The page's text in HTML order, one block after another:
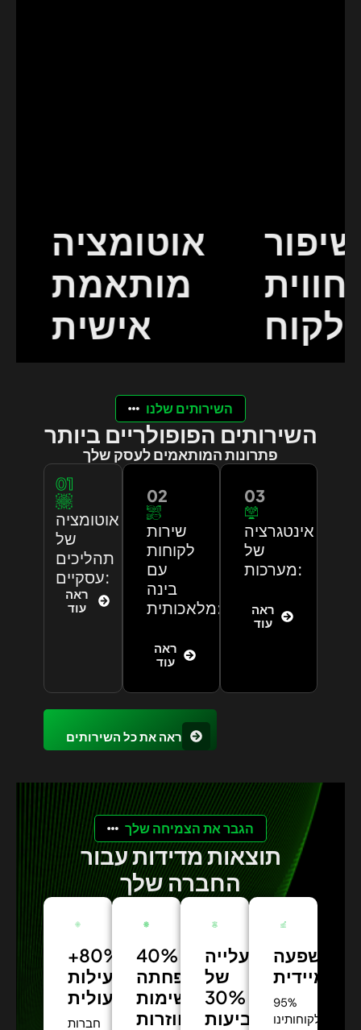
אוטומציה
מותאמת
אישית
שיפור
חווית
הלקוח
השירותים שלנו
השירותים הפופולריים ביותר
פתרונות המותאמים לעסק שלך
01
אוטומציה
של
תהליכים
עסקיים:
ראה
עוד
02
שירות
לקוחות
עם
בינה
מלאכותית:
ראה
עוד
03
אינטגרציה
של
מערכות:
ראה
עוד
ראה את כל השירותים
הגבר את הצמיחה שלך
תוצאות מדידות עבור
החברה שלך
+80%
יעילות
תפעולית:
חברות
40%
הפחתה
במשימות
עלייה
של
30%
בשביעות
השפעה
95%
מלקוחותינו